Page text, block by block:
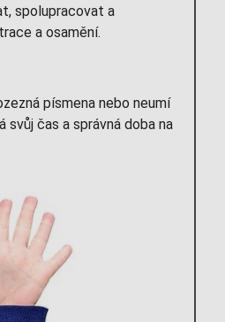
spolupracovat a
a osamění.
písmena nebo neumí
čas a správná doba na